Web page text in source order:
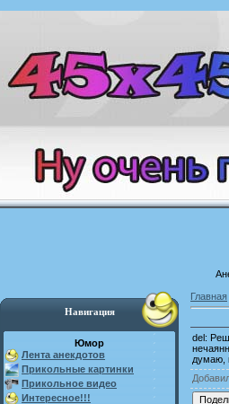
Навигация
Юмор
Лента анекдотов
Прикольные картинки
Прикольное видео
Интересное!!!
Главная
del:
думаю,